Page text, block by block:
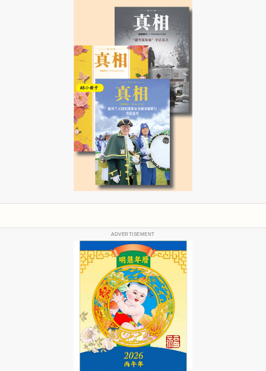
ADVERTISEMENT